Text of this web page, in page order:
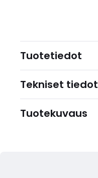
Tuotetiedot
Tekniset tiedot
Tuotekuvaus